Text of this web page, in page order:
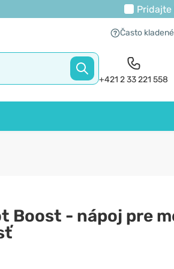
Pridajte
Často
+421 2 33 221 558
Boost - nápoj pre